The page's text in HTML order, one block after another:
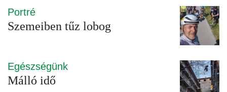
Portré
Szemeiben tűz lobog
Egészségünk
Málló idő